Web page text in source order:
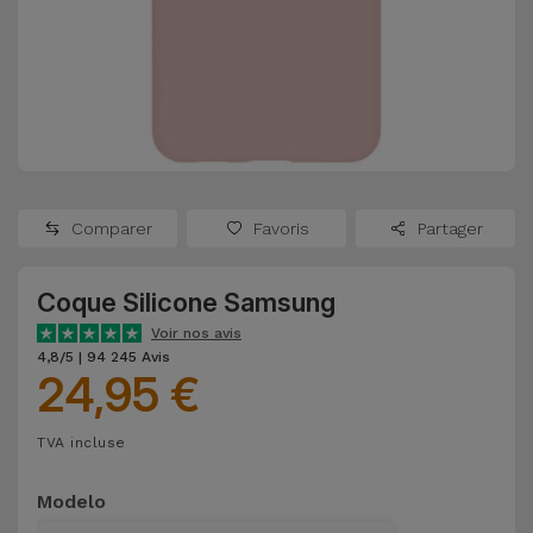
OnePlus
Google
Reconditionnés
Reconditionnés
Consoles de
Jeux
Reconditionnées
Voir
tout
Batteries
Chargeurs
Ecouteurs
et
Enceintes
Montres
Comparer Favoris Partager
Coque Silicone Samsung
Voir nos avis
4,8/5 | 94 245 Avis
24,95 €
TVA incluse
Modelo